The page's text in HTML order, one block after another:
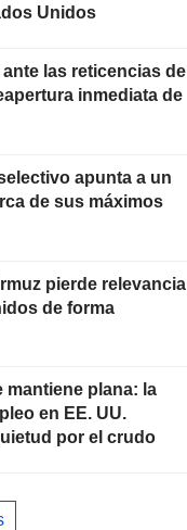
Unidos
las reticencias de
inmediata de
apunta a un
de sus máximos
pierde relevancia
de forma
mantiene plana: la
en EE. UU.
por el crudo